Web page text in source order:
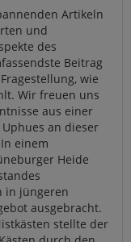
Artikeln
und
des
Beitrag
wie
Wir freuen uns
aus einer
an dieser
einem
Heide
in jüngeren
ausgebracht.
stellte der